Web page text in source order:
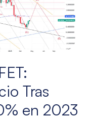
Tras
en 2023